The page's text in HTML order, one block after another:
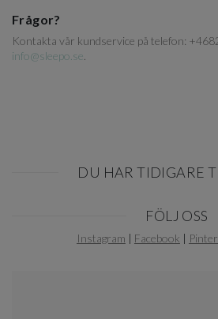
Frågor?
Kontakta vår kundservice på telefon:
info@sleepo.se
DU HAR TIDIGARE
FÖLJ OSS
Instagram | Facebook |